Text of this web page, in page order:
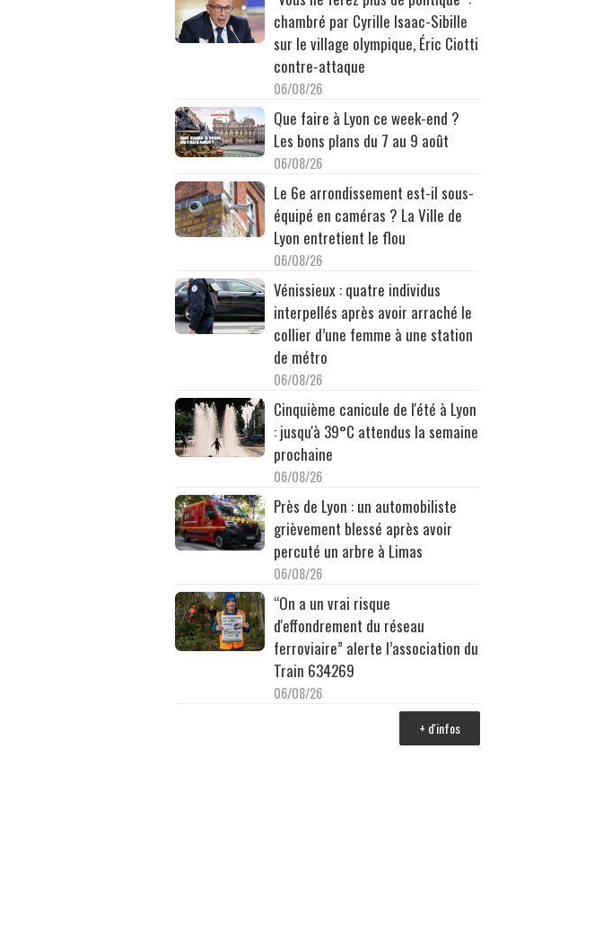
chambré par Cyrille Isaac-Sibille
sur le village olympique, Éric Ciotti
contre-attaque
06/08/26
Que faire à Lyon ce week-end ?
Les bons plans du 7 au 9 août
06/08/26
Le 6e arrondissement est-il sous-
équipé en caméras ? La Ville de
Lyon entretient le flou
06/08/26
Vénissieux : quatre individus
interpellés après avoir arraché le
collier d’une femme à une station
de métro
06/08/26
Cinquième canicule de l'été à Lyon
: jusqu'à 39°C attendus la semaine
prochaine
06/08/26
Près de Lyon : un automobiliste
grièvement blessé après avoir
percuté un arbre à Limas
06/08/26
“On a un vrai risque
d'effondrement du réseau
ferroviaire” alerte l’association du
Train 634269
06/08/26
+ d'infos